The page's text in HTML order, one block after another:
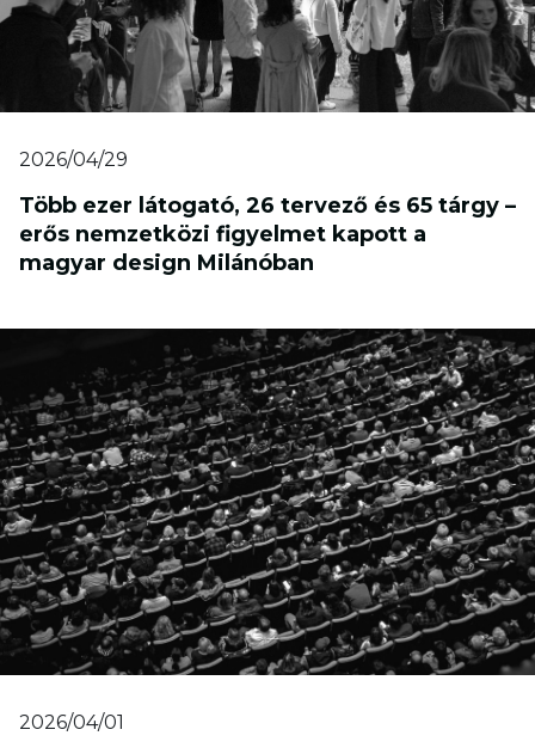
2026/04/29
Több ezer látogató, 26 tervező és 65 tárgy –
erős nemzetközi figyelmet kapott a
magyar design Milánóban
2026/04/01